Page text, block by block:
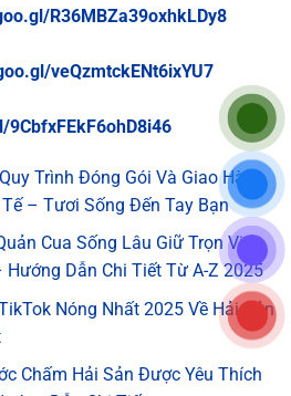
R36MBZa39oxhkLDy8
veQzmtckENt6ixYU7
Trình Đóng Gói Và Giao Hàng
– Tươi Sống Đến Tay Bạn
Cua Sống Lâu Giữ Trọn Vị
Hướng Dẫn Chi Tiết Từ A-Z 2025
Nóng Nhất 2025 Về Hải Sản
Chấm Hải Sản Được Yêu Thích